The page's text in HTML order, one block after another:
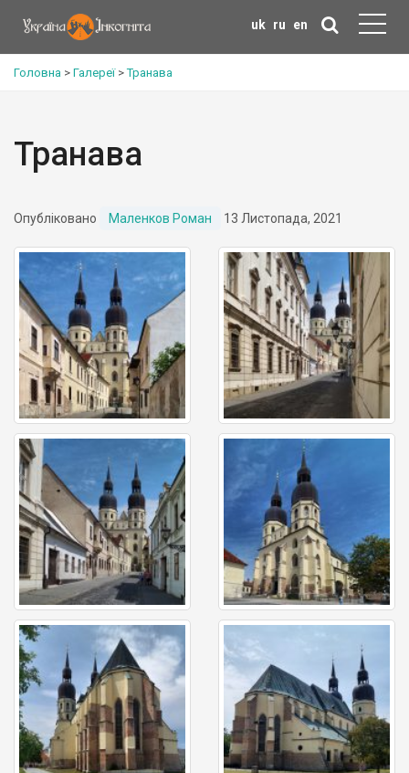
uk ru en
Головна > Галереї>Транава
Транава
Опубліковано Маленков Роман 13 Листопада, 2021